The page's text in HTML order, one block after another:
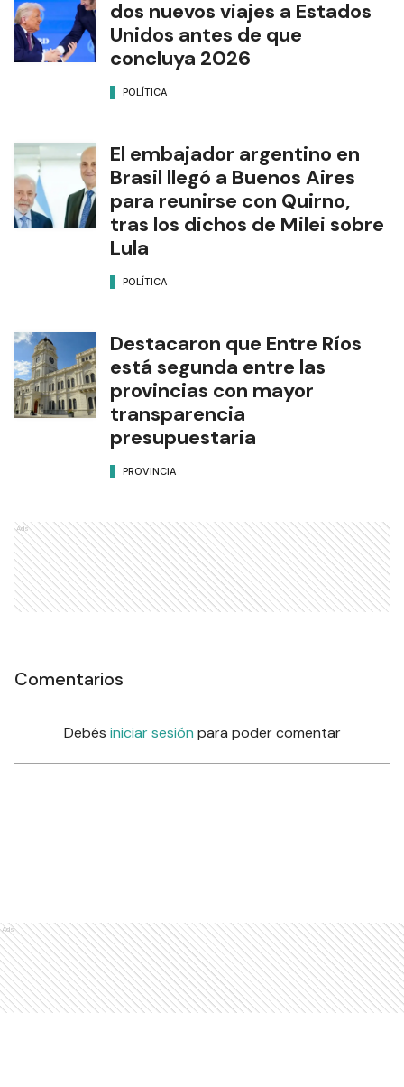
dos nuevos viajes a Estados
Unidos antes de que
concluya 2026
POLÍTICA
El embajador argentino en
Brasil llegó a Buenos Aires
para reunirse con Quirno,
tras los dichos de Milei sobre
Lula
POLÍTICA
Destacaron que Entre Ríos
está segunda entre las
provincias con mayor
transparencia
presupuestaria
PROVINCIA
Ads
Comentarios
Debés iniciar sesión para poder comentar
Ads